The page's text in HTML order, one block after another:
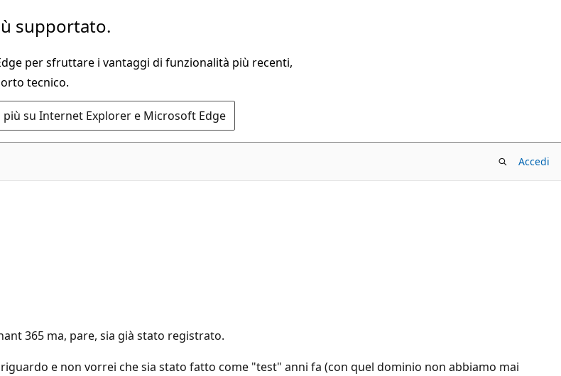
supportato.
per sfruttare i vantaggi di funzionalità più recenti,
tecnico.
più su Internet Explorer e Microsoft Edge
Accedi
365 ma, pare, sia già stato registrato.
e non vorrei che sia stato fatto come "test" anni fa (con quel dominio non abbiamo mai